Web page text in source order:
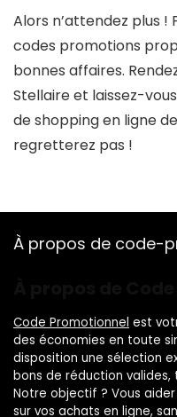
Alors n’attendez plus !
codes promotions
bonnes affaires.
Stellaire et laissez-
de shopping en ligne
regretterez pas !
À propos de code-
Code Promotionnel est
des économies en toute
disposition une sélection
bons de réduction
Notre objectif ? Vous
sur vos achats en ligne,